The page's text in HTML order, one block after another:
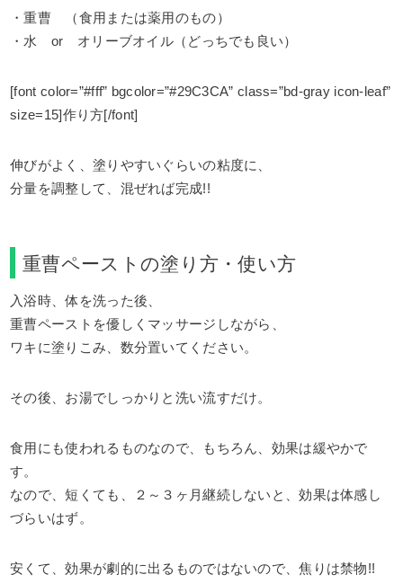
・重曹 （食用または薬用のもの）
・水 or オリーブオイル（どっちでも良い）
[font color=”#fff” bgcolor=”#29C3CA” class=”bd-gray icon-leaf”
size=15]作り方[/font]
伸びがよく、塗りやすいぐらいの粘度に、
分量を調整して、混ぜれば完成!!
重曹ペーストの塗り方・使い方
入浴時、体を洗った後、
重曹ペーストを優しくマッサージしながら、
ワキに塗りこみ、数分置いてください。
その後、お湯でしっかりと洗い流すだけ。
食用にも使われるものなので、もちろん、効果は緩やかで
す。
なので、短くても、２～３ヶ月継続しないと、効果は体感し
づらいはず。
安くて、効果が劇的に出るものではないので、焦りは禁物!!